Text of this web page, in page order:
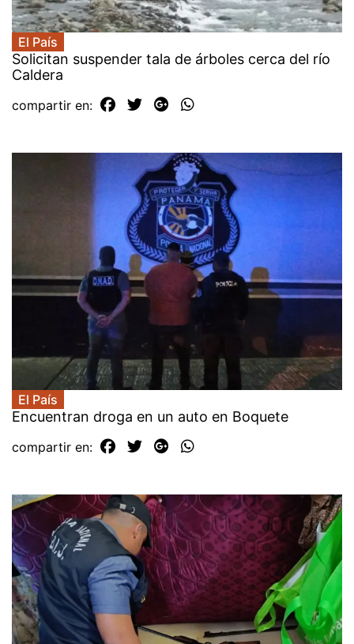
El País
Solicitan suspender tala de árboles cerca del río
Caldera
compartir en:
El País
Encuentran droga en un auto en Boquete
compartir en: